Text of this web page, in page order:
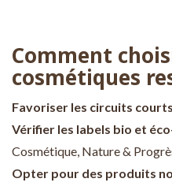
Comment
cosmétiques
Favoriser les circuits courts
Vérifier les labels bio et
Cosmétique, Nature &
Opter pour des produits